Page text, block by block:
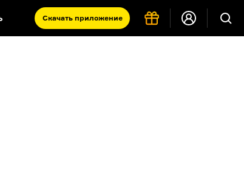
Скачать приложение